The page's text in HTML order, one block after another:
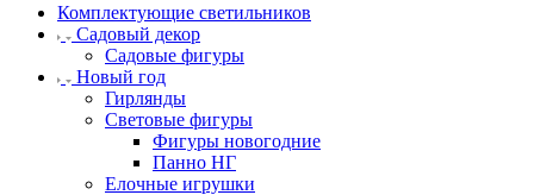
Комплектующие светильников
Садовый декор
Садовые фигуры
Новый год
Гирлянды
Световые фигуры
Фигуры новогодние
Панно НГ
Елочные игрушки